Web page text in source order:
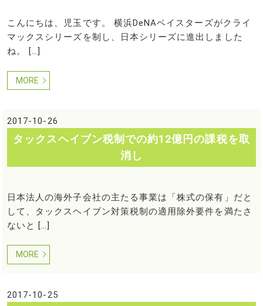
こんにちは、児玉です。 横浜DeNAベイスターズがクライ
マックスシリーズを制し、日本シリーズに進出しました
ね。 […]
MORE
2017-10-26
タックスヘイブン税制での約12億円の課税を取
消し
日本法人の海外子会社の主たる事業は「株式の保有」だと
して、タックスヘイブン対策税制の適用除外要件を満たさ
ないと […]
MORE
2017-10-25